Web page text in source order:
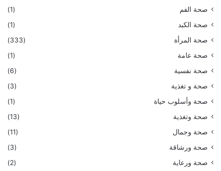
صحة الفم
(1)
صحة الكبد
(1)
صحة المرأة
(333)
صحة عامة
(1)
صحة نفسية
(6)
صحة و تغذية
(3)
صحة وأسلوب حياة
(1)
صحة وتغذية
(13)
صحة وجمال
(11)
صحة ورشاقة
(3)
صحة ورعاية
(2)